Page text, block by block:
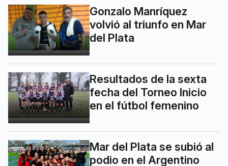
Gonzalo Manríquez
volvió al triunfo en Mar
del Plata
Resultados de la sexta
fecha del Torneo Inicio
en el fútbol femenino
Mar del Plata se subió al
podio en el Argentino